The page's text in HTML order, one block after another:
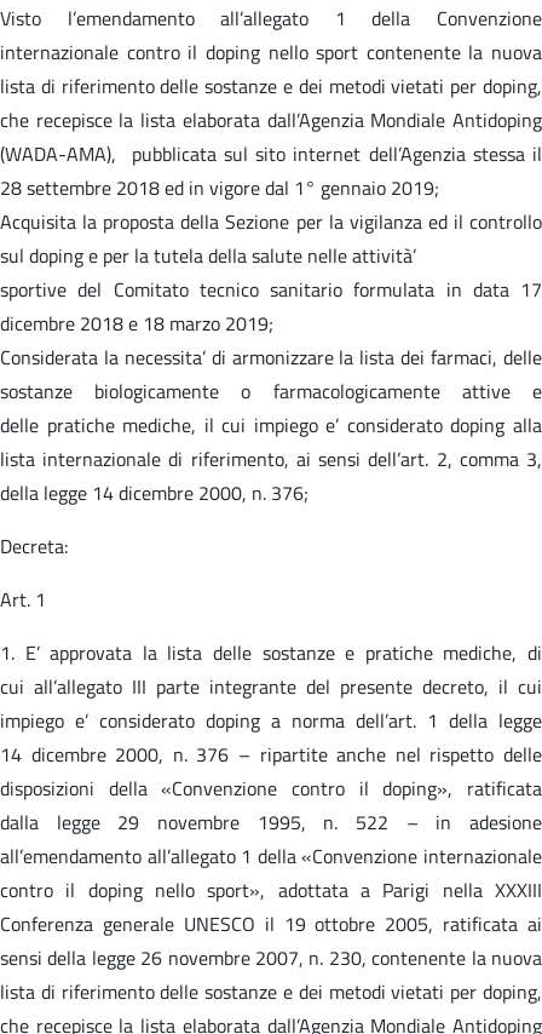
Visto l’emendamento all’allegato 1 della Convenzione
internazionale contro il doping nello sport contenente la nuova
lista di riferimento delle sostanze e dei metodi vietati per doping,
che recepisce la lista elaborata dall’Agenzia Mondiale Antidoping
(WADA-AMA), pubblicata sul sito internet dell’Agenzia stessa il
28 settembre 2018 ed in vigore dal 1° gennaio 2019;
Acquisita la proposta della Sezione per la vigilanza ed il controllo
sul doping e per la tutela della salute nelle attività’
sportive del Comitato tecnico sanitario formulata in data 17
dicembre 2018 e 18 marzo 2019;
Considerata la necessita’ di armonizzare la lista dei farmaci, delle
sostanze biologicamente o farmacologicamente attive e
delle pratiche mediche, il cui impiego e’ considerato doping alla
lista internazionale di riferimento, ai sensi dell’art. 2, comma 3,
della legge 14 dicembre 2000, n. 376;
Decreta:
Art. 1
1. E’ approvata la lista delle sostanze e pratiche mediche, di
cui all’allegato III parte integrante del presente decreto, il cui
impiego e’ considerato doping a norma dell’art. 1 della legge
14 dicembre 2000, n. 376 – ripartite anche nel rispetto delle
disposizioni della «Convenzione contro il doping», ratificata
dalla legge 29 novembre 1995, n. 522 – in adesione
all’emendamento all’allegato 1 della «Convenzione internazionale
contro il doping nello sport», adottata a Parigi nella XXXIII
Conferenza generale UNESCO il 19 ottobre 2005, ratificata ai
sensi della legge 26 novembre 2007, n. 230, contenente la nuova
lista di riferimento delle sostanze e dei metodi vietati per doping,
che recepisce la lista elaborata dall’Agenzia Mondiale Antidoping